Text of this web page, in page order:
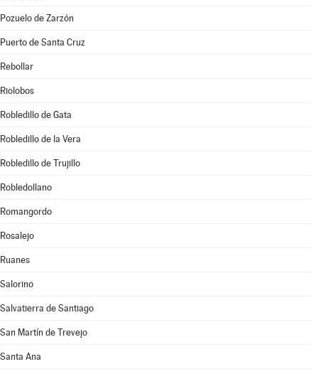
Pozuelo de Zarzón
Puerto de Santa Cruz
Rebollar
Riolobos
Robledillo de Gata
Robledillo de la Vera
Robledillo de Trujillo
Robledollano
Romangordo
Rosalejo
Ruanes
Salorino
Salvatierra de Santiago
San Martín de Trevejo
Santa Ana